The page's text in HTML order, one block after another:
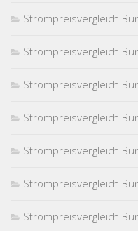
Strompreisvergleich
Strompreisvergleich
Strompreisvergleich
Strompreisvergleich
Strompreisvergleich
Strompreisvergleich
Strompreisvergleich